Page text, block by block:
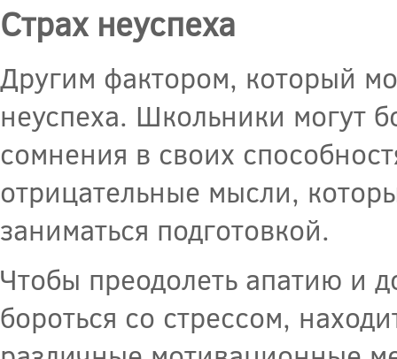
Страх неуспеха
Другим фактором, который
неуспеха. Школьники могут
сомнения в своих
отрицательные мысли,
заниматься подготовкой.
Чтобы преодолеть апатию и
бороться со стрессом,